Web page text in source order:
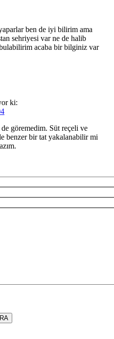
ben de iyi bilirim ama
sehriyesi var ne de halib
acaba bir bilginiz var
ki:
göremedim. Süt reçeli ve
benzer bir tat yakalanabilir mi